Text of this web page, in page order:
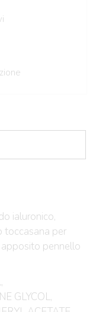
ialuronico,
toccasana per
pennello
GLYCOL,